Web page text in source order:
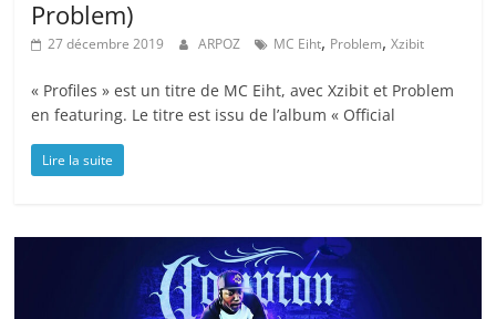
Problem)
27 décembre 2019 ARPOZ MC Eiht, Problem,Xzibit
« Profiles » est un titre de MC Eiht, avec Xzibit et Problem
en featuring. Le titre est issu de l’album « Official
Lire la suite